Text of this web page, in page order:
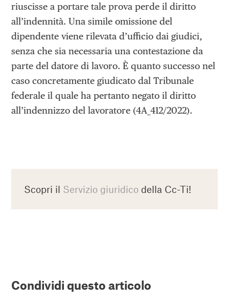
riuscisse a portare tale prova perde il diritto
all’indennità. Una simile omissione del
dipendente viene rilevata d’ufficio dai giudici,
senza che sia necessaria una contestazione da
parte del datore di lavoro. È quanto successo nel
caso concretamente giudicato dal Tribunale
federale il quale ha pertanto negato il diritto
all’indennizzo del lavoratore (4A_412/2022).
Scopri il Servizio giuridico della Cc-Ti!
Condividi questo articolo